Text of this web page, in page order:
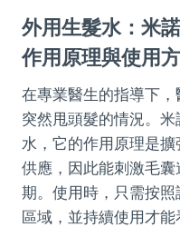
外用生髮水：
作用原理與使用
在專業醫生的指導下
突然甩頭髮的情況。
水，它的作用原理是
供應，因此能刺激毛
期。使用時，只需按
區域，並持續使用才能